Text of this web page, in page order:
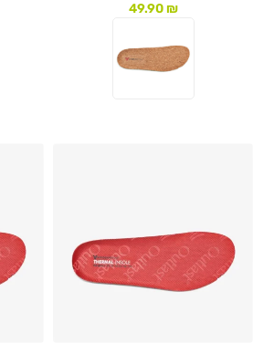
49.90₪